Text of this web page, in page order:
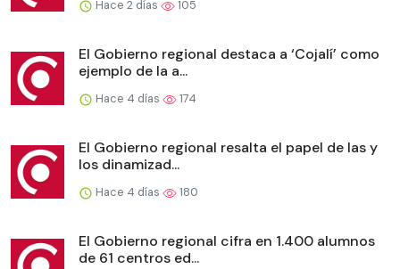
Hace 2 días 105
El Gobierno regional destaca a ‘Cojalí’ como
ejemplo de la a...
Hace 4 días 174
El Gobierno regional resalta el papel de las y
los dinamizad...
Hace 4 días 180
El Gobierno regional cifra en 1.400 alumnos
de 61 centros ed...